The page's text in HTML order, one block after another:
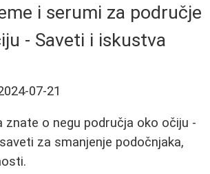
i serumi za područje
- Saveti i iskustva
07-21
znate o negu područja oko očiju -
za smanjenje podočnjaka,